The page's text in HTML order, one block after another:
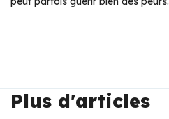
Plus d'articles